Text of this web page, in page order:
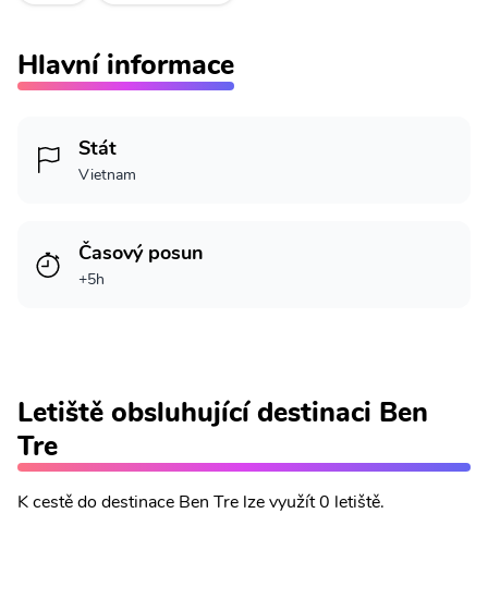
Hlavní informace
Stát
Vietnam
Časový posun
+5h
Letiště obsluhující destinaci Ben
Tre
K cestě do destinace Ben Tre lze využít 0 letiště.